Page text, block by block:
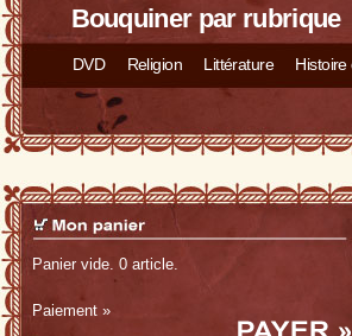
Bouquiner par rubrique
DVD Religion Littérature
Panier vide. 0 article.
Paiement »